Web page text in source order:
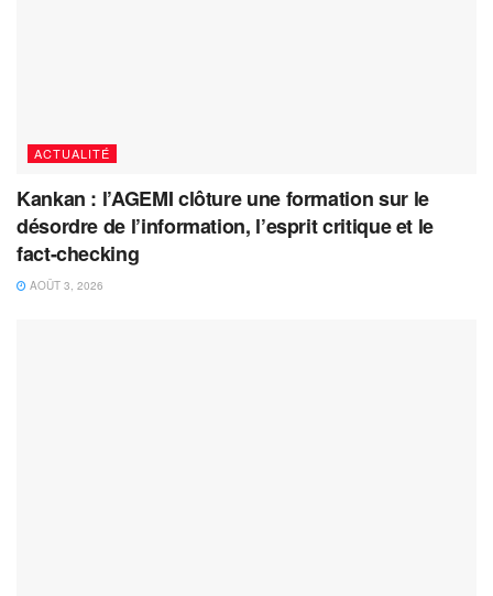
ACTUALITÉ
Kankan : l’AGEMI clôture une formation sur le
désordre de l’information, l’esprit critique et le
fact-checking
AOÛT 3, 2026